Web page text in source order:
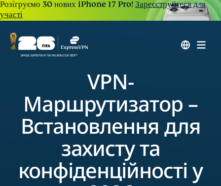
Розігруємо 30 нових iPhone 17 Pro!Зареєструйтеся для
участі
VPN-
Маршрутизатор –
Встановлення для
захисту та
конфіденційності у